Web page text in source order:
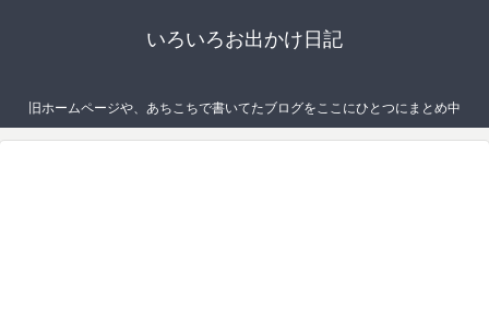
いろいろお出かけ日記
旧ホームページや、あちこちで書いてたブログをここにひとつにまとめ中